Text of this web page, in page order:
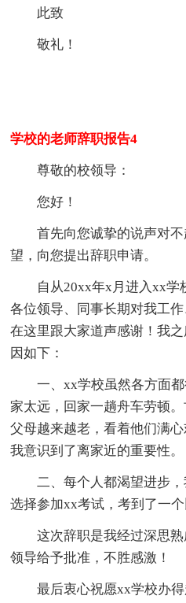
此致
敬礼！
学校的老师辞职报告4
尊敬的校领导：
您好！
首先向您诚挚的说声对
望，向您提出辞职申请。
自从20xx年x月进入xx学
各位领导、同事长期对我工
在这里跟大家道声感谢！我
因如下：
一、xx学校虽然各方面
家太远，回家一趟舟车劳顿。
父母越来越老，看着他们满
我意识到了离家近的重要性。
二、每个人都渴望进步
选择参加xx考试，考到了一个
这次辞职是我经过深思
领导给予批准，不胜感激！
最后衷心祝愿xx学校办